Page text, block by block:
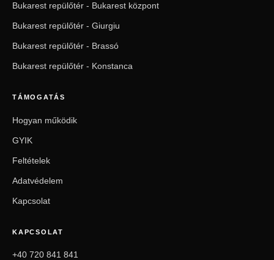
Bukarest repülőtér - Bukarest központ
Bukarest repülőtér - Giurgiu
Bukarest repülőtér - Brassó
Bukarest repülőtér - Konstanca
TÁMOGATÁS
Hogyan működik
GYIK
Feltételek
Adatvédelem
Kapcsolat
KAPCSOLAT
+40 720 841 841